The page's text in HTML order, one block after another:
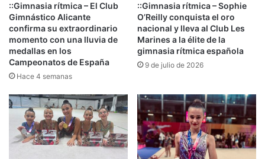
::Gimnasia rítmica – El Club
Gimnástico Alicante
confirma su extraordinario
momento con una lluvia de
medallas en los
Campeonatos de España
Hace 4 semanas
::Gimnasia rítmica – Sophie
O’Reilly conquista el oro
nacional y lleva al Club Les
Marines a la élite de la
gimnasia rítmica española
9 de julio de 2026